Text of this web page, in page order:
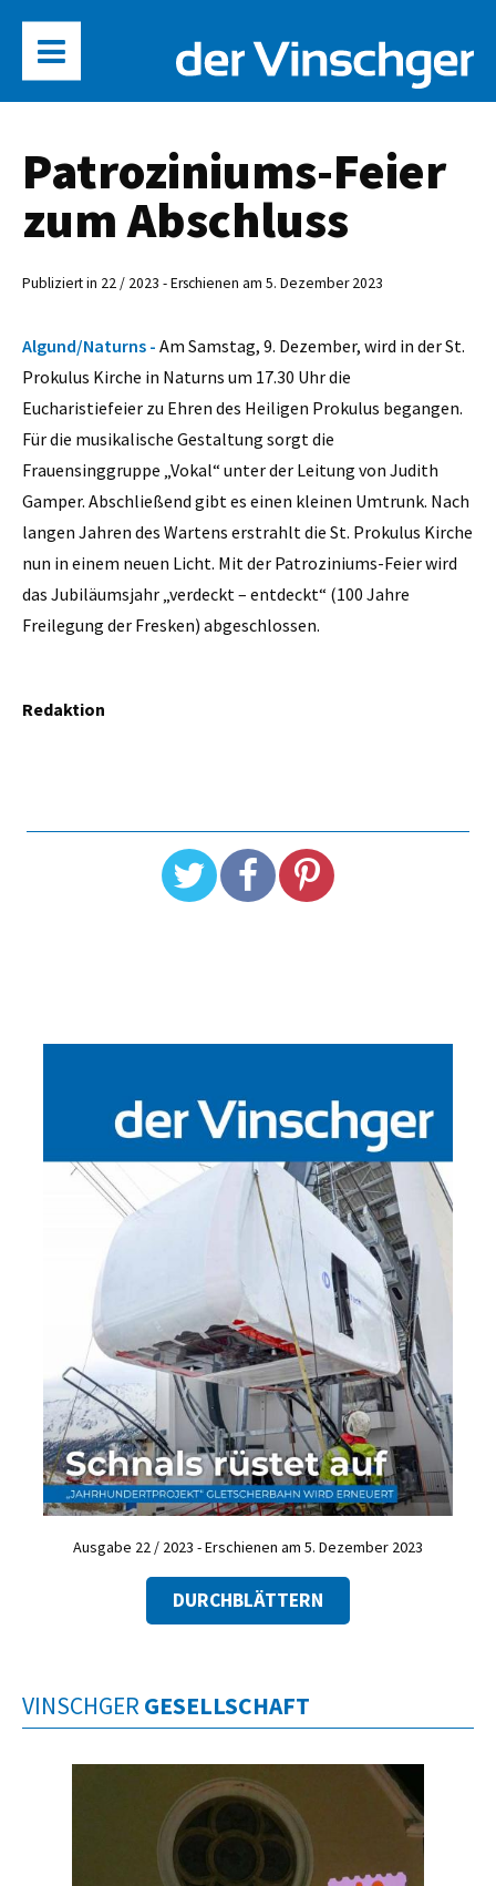
Patroziniums-Feier
zum Abschluss
Publiziert in 22 / 2023 - Erschienen am 5. Dezember 2023
Algund/Naturns - Am Samstag, 9. Dezember, wird in der St.
Prokulus Kirche in Naturns um 17.30 Uhr die
Eucharistiefeier zu Ehren des Heiligen Prokulus begangen.
Für die musikalische Gestaltung sorgt die
Frauensinggruppe „Vokal“ unter der Leitung von Judith
Gamper. Abschließend gibt es einen kleinen Umtrunk. Nach
langen Jahren des Wartens erstrahlt die St. Prokulus Kirche
nun in einem neuen Licht. Mit der Patroziniums-Feier wird
das Jubiläumsjahr „verdeckt – entdeckt“ (100 Jahre
Freilegung der Fresken) abgeschlossen.
Redaktion
Ausgabe 22 / 2023 - Erschienen am 5. Dezember 2023
DURCHBLÄTTERN
VINSCHGER GESELLSCHAFT